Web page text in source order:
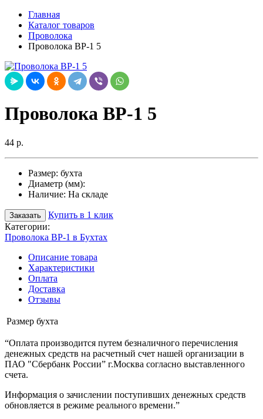
Главная
Каталог товаров
Проволока
Проволока ВР-1 5
Проволока ВР-1 5
44 р.
Размер: бухта
Диаметр (мм):
Наличие: На складе
Заказать
Купить в 1 клик
Категории:
Проволока ВР-1 в Бухтах
Описание товара
Характеристики
Оплата
Доставка
Отзывы
Размер бухта
“Оплата производится путем безналичного перечисления
денежных средств на расчетный счет нашей организации в
ПАО "Сбербанк России” г.Москва согласно выставленного
счета.
Информация о зачислении поступивших денежных средств
обновляется в режиме реального времени.”